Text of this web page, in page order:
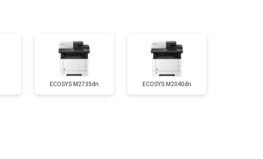
от 2800 ₽ Заказать
от 2700 ₽ Заказать
ECOSYS M2735dn ECOSYS M2040dn